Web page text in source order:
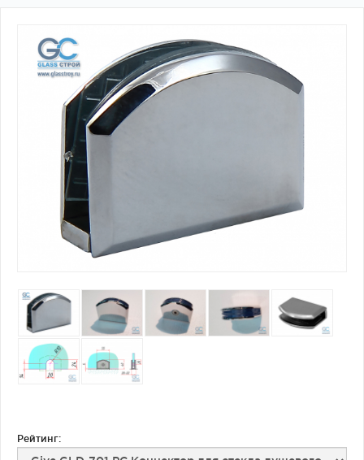
Замки и ответки
Зажимные профили
Фурнитура для межкомнатных дверей
Фурнитура для душевых ограждений (раздвижная
Фурнитура для душевых ограждений (распашная серия)
Двери межкомнатные цельностеклянные
Рейтинг: